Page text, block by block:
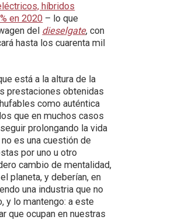
híbridos
en 2020 – lo que
del dieselgate, con
hasta los cuarenta mil
está a la altura de la
prestaciones obtenidas
como auténtica
que en muchos casos
prolongando la vida
es una cuestión de
por uno u otro
cambio de mentalidad,
planeta, y deberían, en
una industria que no
y lo mantengo: a este
que ocupan en nuestras